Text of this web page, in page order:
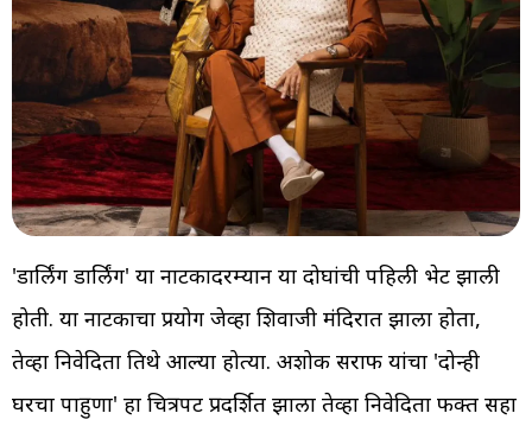
'डार्लिंग डार्लिंग' या नाटकादरम्यान या दोघांची पहिली भेट झाली
होती. या नाटकाचा प्रयोग जेव्हा शिवाजी मंदिरात झाला होता,
तेव्हा निवेदिता तिथे आल्या होत्या. अशोक सराफ यांचा 'दोन्ही
घरचा पाहुणा' हा चित्रपट प्रदर्शित झाला तेव्हा निवेदिता फक्त सहा